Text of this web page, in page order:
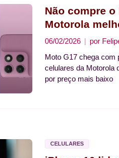
Não compre
Motorola
06/02/2026 por
Moto G17 chega com
celulares da Motorola
por preço mais baixo
CELULARES